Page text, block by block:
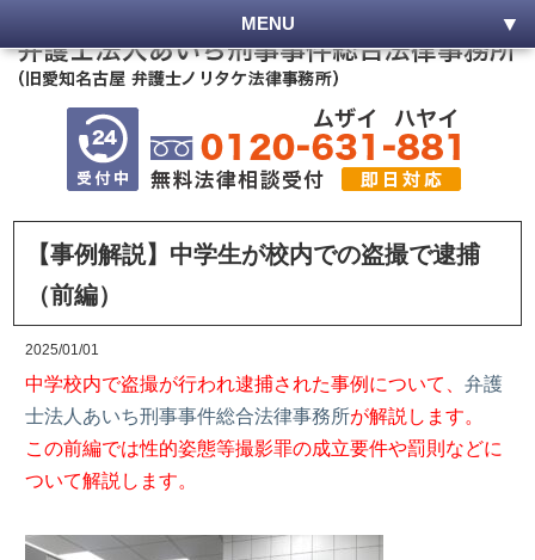
MENU
【事例解説】中学生が校内での盗撮で逮捕
（前編）
2025/01/01
中学校内で盗撮が行われ逮捕された事例について、弁護
士法人あいち刑事事件総合法律事務所が解説します。
この前編では性的姿態等撮影罪の成立要件や罰則などに
ついて解説します。